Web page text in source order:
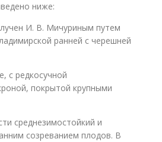
ниже:
И. В. Мичуриным путем
ранней с черешней
с редкосучной
покрытой крупными
среднезимостойкий и
созреванием плодов. В